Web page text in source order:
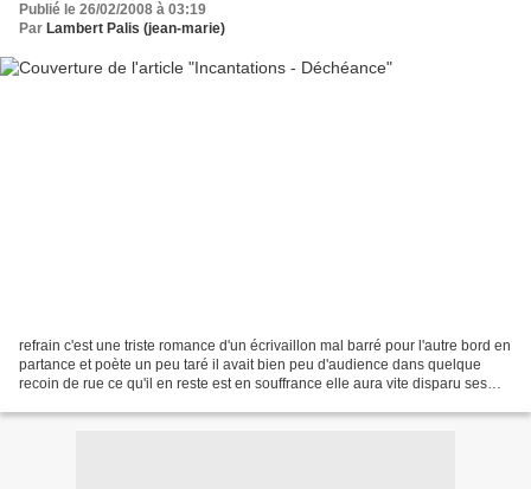
Publié le 26/02/2008 à 03:19
Par Lambert Palis (jean-marie)
refrain c'est une triste romance d'un écrivaillon mal barré pour l'autre bord en
partance et poète un peu taré il avait bien peu d'audience dans quelque
recoin de rue ce qu'il en reste est en souffrance elle aura vite disparu ses